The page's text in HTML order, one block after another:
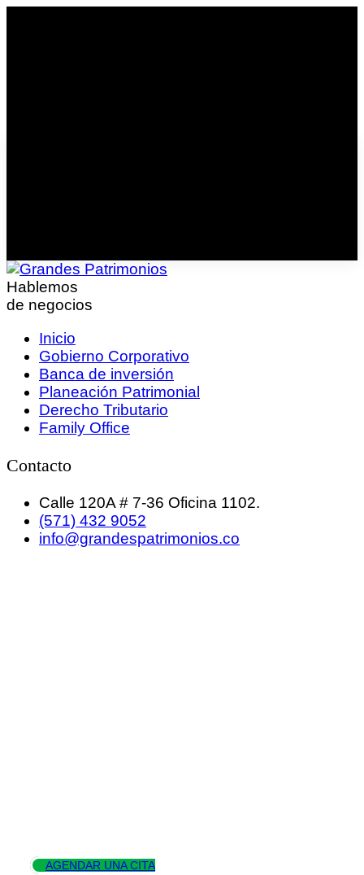
Hablemos
de negocios
Inicio
Gobierno Corporativo
Banca de inversión
Planeación Patrimonial
Derecho Tributario
Family Office
Contacto
Calle 120A # 7-36 Oficina 1102.
(571) 432 9052
info@grandespatrimonios.co
AGENDAR UNA CITA